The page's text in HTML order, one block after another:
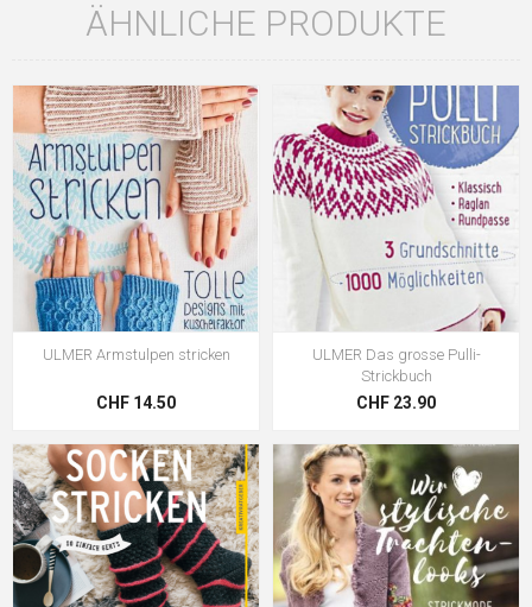
ÄHNLICHE PRODUKTE
ULMER Armstulpen stricken
CHF 14.50
ULMER Das grosse Pulli-
Strickbuch
CHF 23.90